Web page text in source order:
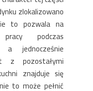
zlokalizowano
to pozwala na
podczas
a jednocześnie
z pozostałymi
znajduje się
to może pełnić